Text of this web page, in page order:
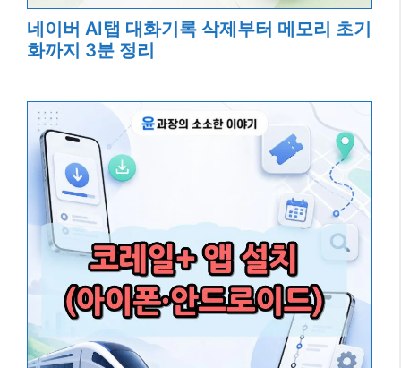
네이버 AI탭 대화기록 삭제부터 메모리 초기
화까지 3분 정리